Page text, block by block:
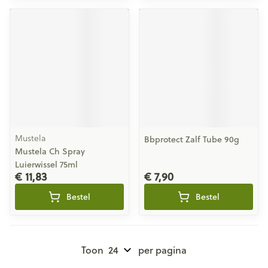
Mustela
Mustela Ch Spray
Luierwissel 75ml
€ 11,83
Bestel
Bbprotect Zalf Tube 90g
€ 7,90
Bestel
Toon per pagina